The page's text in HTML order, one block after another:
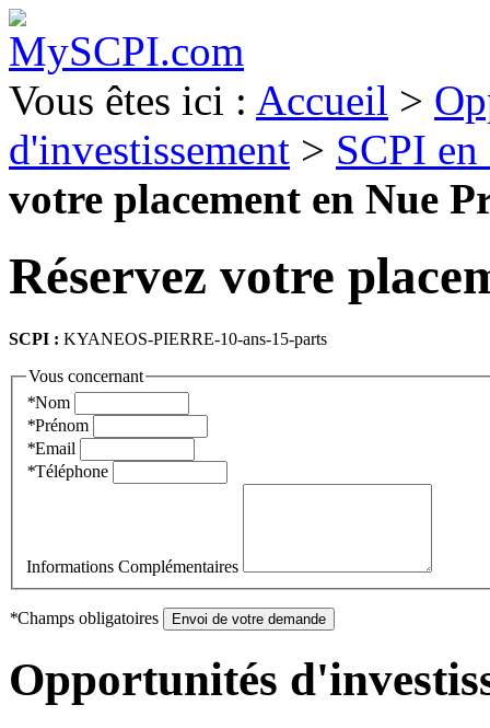
Vous êtes ici : Accueil >
d'investissement > SCPI
votre placement en Nue
Réservez votre
SCPI : KYANEOS-PIERRE-10-ans-15-parts
Vous concernant
*Nom
*Prénom
*Email
*Téléphone
Informations Complémentaires
*Champs obligatoires Envoi de votre demande
Opportunités